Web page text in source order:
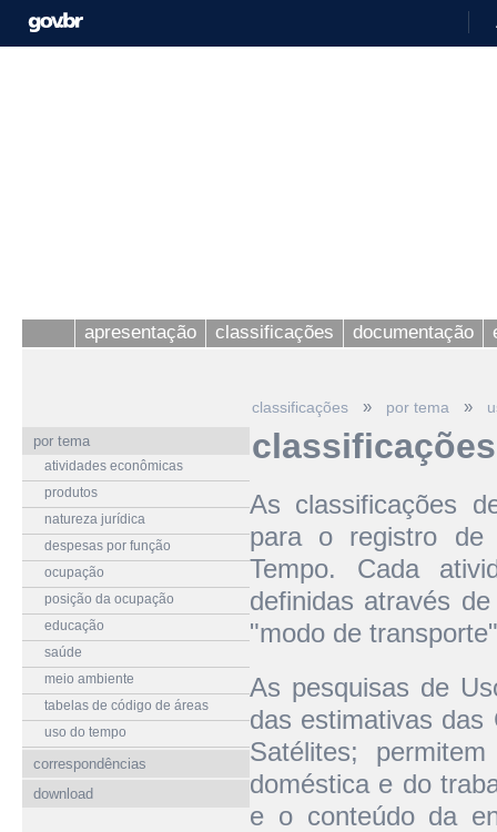
apresentação classificações documentação
por tema
atividades econômicas
produtos
natureza jurídica
despesas por função
ocupação
posição da ocupação
educação
saúde
meio ambiente
tabelas de código de áreas
uso do tempo
correspondências
download
classificações » por tema »
As classificações
para o registro de
Tempo. Cada
definidas através
"modo de
As pesquisas de
das estimativas das
Satélites;
doméstica e do
e o conteúdo da